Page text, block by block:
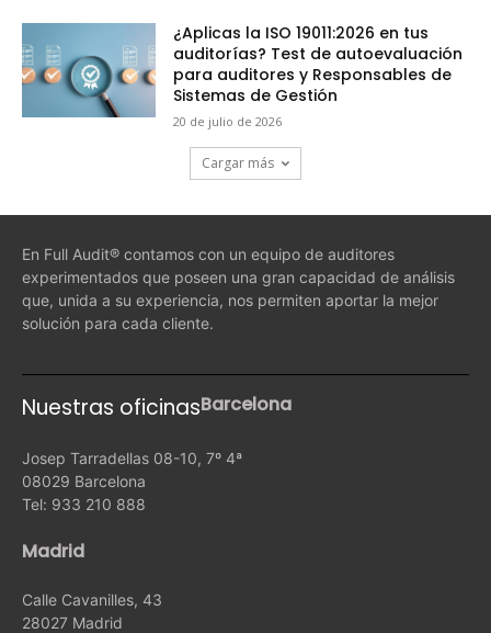
¿Aplicas la ISO 19011:2026 en tus
auditorías? Test de autoevaluación
para auditores y Responsables de
Sistemas de Gestión
20 de julio de 2026
Cargar más
En Full Audit® contamos con un equipo de auditores
experimentados que poseen una gran capacidad de análisis
que, unida a su experiencia, nos permiten aportar la mejor
solución para cada cliente.
Nuestras oficinasBarcelona
Josep Tarradellas 08-10, 7º 4ª
08029 Barcelona
Tel: 933 210 888
Madrid
Calle Cavanilles, 43
28027 Madrid